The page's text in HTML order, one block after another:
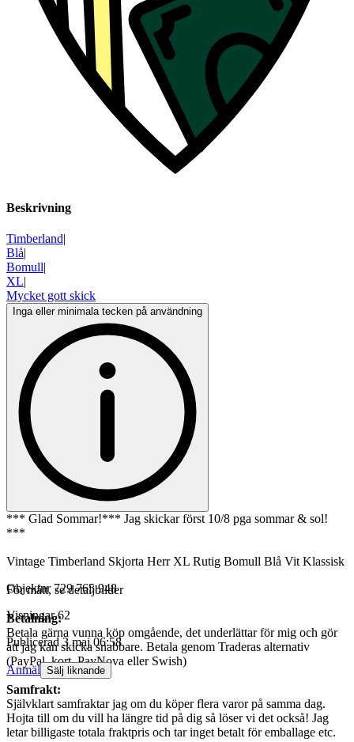
Beskrivning
Timberland|
Blå|
Bomull|
XL|
Mycket gott skick
Inga eller minimala tecken på användning
*** Glad Sommar!*** Jag skickar först 10/8 pga sommar & sol!
***
Vintage Timberland Skjorta Herr XL Rutig Bomull Blå Vit Klassisk
För mått, se detaljbilder
Betalning:
Betala gärna vunna köp omgående, det underlättar för mig och gör
att jag kan skicka snabbare. Betala genom Traderas alternativ
(PayPal, kort, PayNova eller Swish)
Samfrakt:
Självklart samfraktar jag om du köper flera varor på samma dag.
Hojta till om du vill ha längre tid på dig så löser vi det också! Jag
letar billigaste totala fraktpris och tar inget betalt för emballage etc.
Objektnr 729 765 948
Visningar 62
Publicerad 3 maj 06:58
Anmäl Sälj liknande